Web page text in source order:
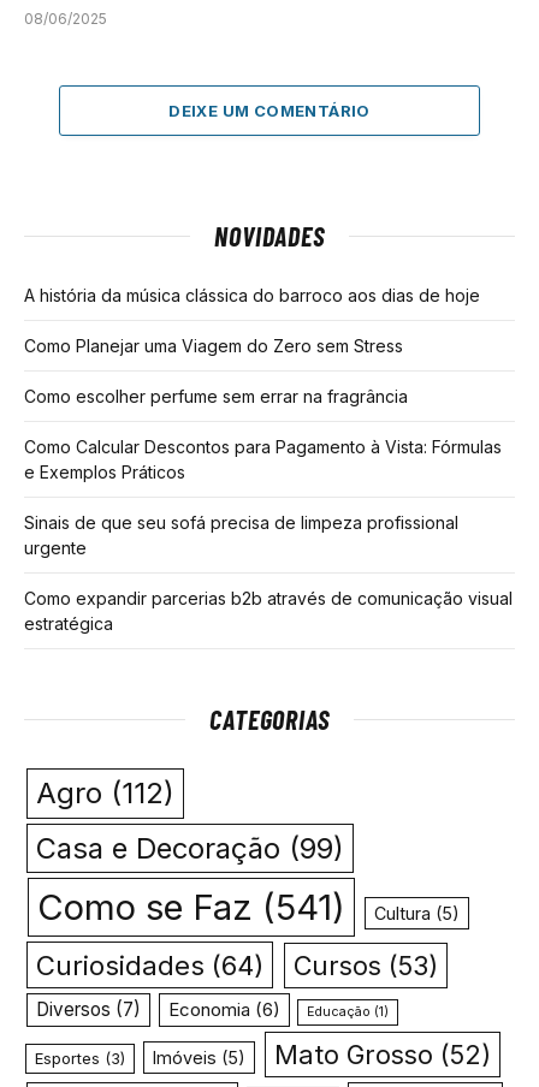
08/06/2025
DEIXE UM COMENTÁRIO
NOVIDADES
A história da música clássica do barroco aos dias de hoje
Como Planejar uma Viagem do Zero sem Stress
Como escolher perfume sem errar na fragrância
Como Calcular Descontos para Pagamento à Vista: Fórmulas
e Exemplos Práticos
Sinais de que seu sofá precisa de limpeza profissional
urgente
Como expandir parcerias b2b através de comunicação visual
estratégica
CATEGORIAS
Agro (112)
Casa e Decoração (99)
Como se Faz (541) Cultura (5)
Curiosidades (64) Cursos (53)
Diversos (7) Economia (6) Educação (1)
Esportes (3) Imóveis (5) Mato Grosso (52)